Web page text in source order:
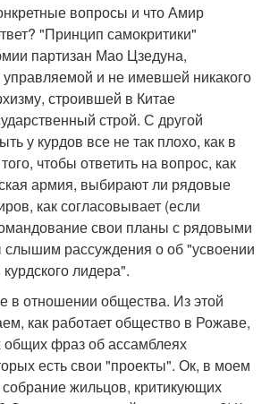
вопросы и что Амир
"Принцип самокритики"
партизан Мао Цзедуна,
и не имевшей никакого
строившей в Китае
строй. С другой
у курдов все не так плохо, как в
чтобы ответить на вопрос, как
армия, выбирают ли рядовые
как согласовывает (если
свои планы с рядовыми
рассуждения о об "усвоении
лидера".
в отношении общества. Из этой
как работает общество в Рожаве,
общих фраз об ассамблеях
есть свои "проекты". Ок, в моем
жильцов, критикующих